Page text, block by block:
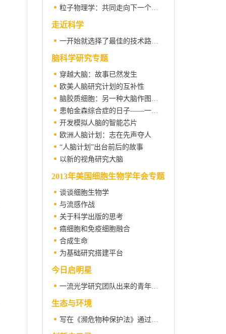
粒子物理学：共同走向下一个前沿
走近科学
一开始就选择了最佳的技术路线——记上海空间推进研究所的霍尔电推进研制
脑科学研究专题
穿越大脑：故事已然发生
欧美人脑研究计划的互补性
脑胶质细胞：另一种大脑作图方式
患帕金森综合症的日子——一位匿名神经学家的自述
开发模拟人脑的智能芯片
欧洲人脑计划：志在先声夺人
“人脑计划”出台前后的故事
以新的视角研究大脑
2013年美国细胞生物学年会专题
谈谈细胞生物学
与流感作战
关于科学出版的思考
癌细胞和免疫细胞融合
合成生命
为基础研究搭建平台
今日启明星
一流光学研究团队出来的青年科学家——访2013年启明星计划入选者武愕研究员
生态与环境
写在《濒危物种保护法》通过四十周年之际